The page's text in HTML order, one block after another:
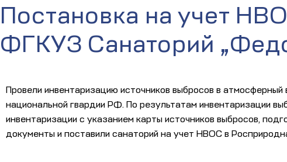
Постановка на учет
ФГКУЗ Санаторий
Провели инвентаризацию источников выбросов в атмосферный
национальной гвардии РФ. По результатам инвентаризации
инвентаризации с указанием карты источников выбросов,
документы и поставили санаторий на учет НВОС в